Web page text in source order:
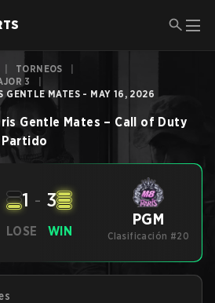
TORNEOS
3
GENTLE MATES - MAY 16, 2026
Gentle Mates – Call of Duty
Partido
LOSE
1 - 3
WIN
PGM
Clasificación #20